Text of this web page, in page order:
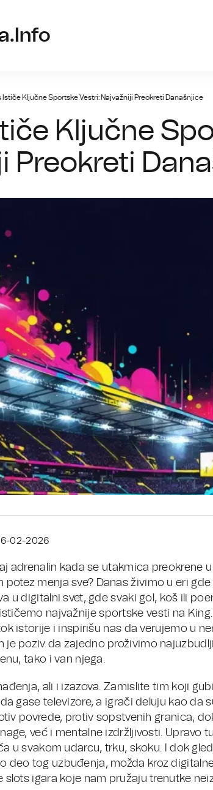
Ističe Ključne Sportske Vestri: Najvažniji Preokreti Današnjice
Ključne
Preokreti
02-2026
adrenalin kada se utakmica preokrene
potez menja sve? Danas živimo u eri
u digitalni svet, gde svaki gol, koš ili
najvažnije sportske vesti na
istorije i inspirišu nas da verujemo u
je poziv da zajedno proživimo
tako i van njega.
ali i izazova. Zamislite tim koji
gase televizore, a igrači deluju kao da
povrede, protiv sopstvenih granica,
već i mentalne izdržljivosti. Upravo
u svakom udarcu, trku, skoku. I dok
deo tog uzbuđenja, možda kroz
slots igara koje nam pružaju trenutke